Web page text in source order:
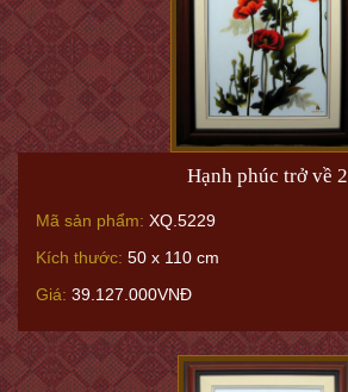
Hạnh phúc trở về 2
Mã sản phẩm: XQ.5229
Kích thước: 50 x 110 cm
Giá: 39.127.000VNĐ